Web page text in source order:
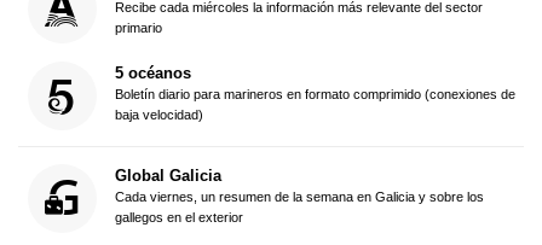
Recibe cada miércoles la información más relevante del sector
primario
5 océanos
Boletín diario para marineros en formato comprimido (conexiones de
baja velocidad)
Global Galicia
Cada viernes, un resumen de la semana en Galicia y sobre los
gallegos en el exterior